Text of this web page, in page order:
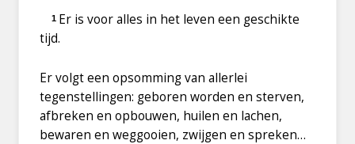
1 Er is voor alles in het leven een geschikte
tijd.
Er volgt een opsomming van allerlei
tegenstellingen: geboren worden en sterven,
afbreken en opbouwen, huilen en lachen,
bewaren en weggooien, zwijgen en spreken…